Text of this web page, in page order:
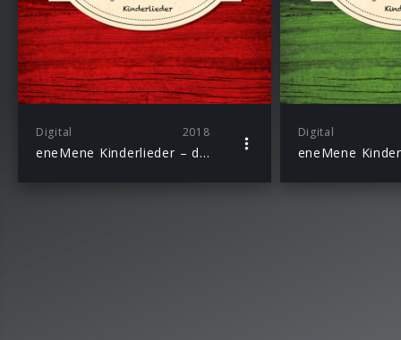
Digital 2018
eneMene Kinderlieder – die Rote
Digital